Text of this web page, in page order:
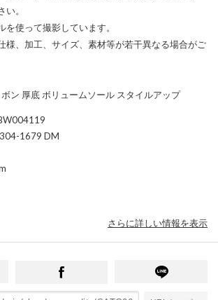
。
使って撮影しています。
様、加工、サイズ、素材等が若干異なる場合がご
ン 厚底 ボリュームソール スタイルアップ
304-1679 DM
さらに詳しい情報を表示